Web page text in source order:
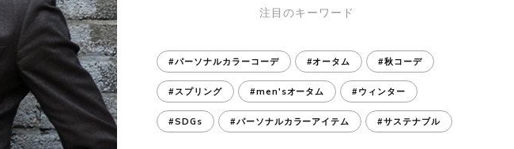
注目のキーワード
#パーソナルカラーコーデ #オータム #秋コーデ
#スプリング #men'sオータム #ウィンター
#SDGs #パーソナルカラーアイテム #サステナブル